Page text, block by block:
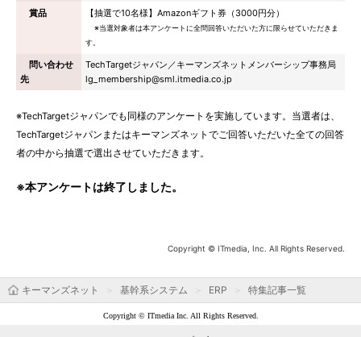
賞品
【抽選で10名様】Amazonギフト券（3000円分）
※当選対象者は本アンケートに全問回答いただいた方に限らせていただきま
す。
問い合わせ
先
TechTargetジャパン／キーマンズネットメンバーシップ事務局
lg_membership@sml.itmedia.co.jp
※TechTargetジャパンでも同様のアンケートを実施しています。当選者は、
TechTargetジャパンまたはキーマンズネットでご回答いただいた全ての回答
者の中から抽選で選出させていただきます。
※本アンケートは終了しました。
Copyright © ITmedia, Inc. All Rights Reserved.
キーマンズネット 基幹系システム ERP 特集記事一覧
Copyright © ITmedia Inc. All Rights Reserved.